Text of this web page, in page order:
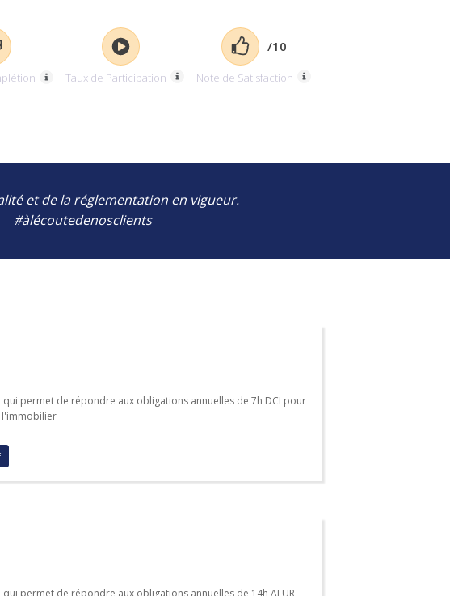
Taux de Participation
/10
Note de Satisfaction
et de la réglementation en vigueur.
#àlécoutedenosclients
permet de répondre aux obligations annuelles de 7h DCI pour
l'immobilier
permet de répondre aux obligations annuelles de 14h ALUR